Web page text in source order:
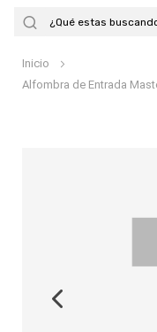
Inicio
Alfombra de Entrada
imágenes